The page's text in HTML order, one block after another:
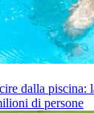
dalla piscina:
di persone